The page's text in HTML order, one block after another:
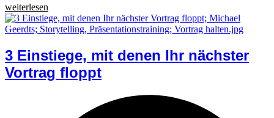
weiterlesen
3 Einstiege, mit denen Ihr nächster
Vortrag floppt